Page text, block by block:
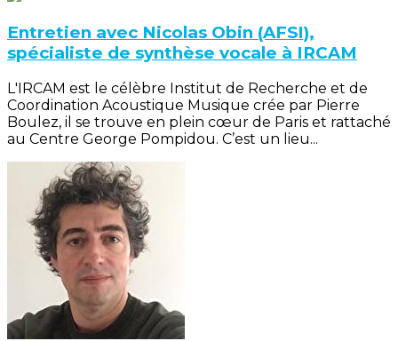
Entretien avec Nicolas Obin (AFSI),
spécialiste de synthèse vocale à IRCAM
L'IRCAM est le célèbre Institut de Recherche et de
Coordination Acoustique Musique crée par Pierre
Boulez, il se trouve en plein cœur de Paris et rattaché
au Centre George Pompidou. C’est un lieu...